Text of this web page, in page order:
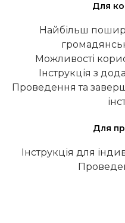
Для
Найбільш
Можливості
Інструкція з
Проведення та
Для
Інструкція для